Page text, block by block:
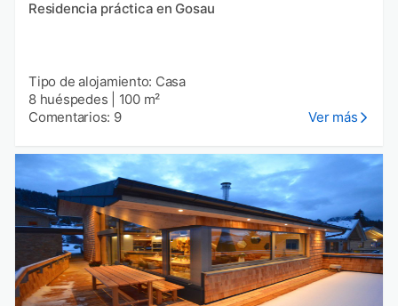
Residencia práctica en Gosau
Tipo de alojamiento: Casa
8 huéspedes
100 m²
Comentarios: 9
Ver más